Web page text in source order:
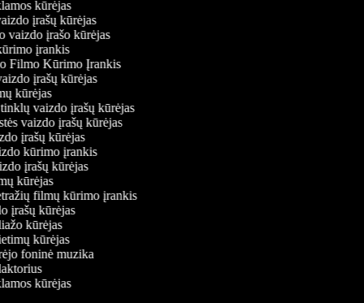
kūrėjas
įrašų kūrėjas
vaizdo įrašo kūrėjas
įrankis
Filmo Kūrimo Įrankis
įrašų kūrėjas
kūrėjas
tinklų vaizdo įrašų kūrėjas
vaizdo įrašų kūrėjas
įrašų kūrėjas
kūrimo įrankis
įrašų kūrėjas
kūrėjas
filmų kūrimo įrankis
įrašų kūrėjas
kūrėjas
kūrėjas
foninė muzika
kūrėjas